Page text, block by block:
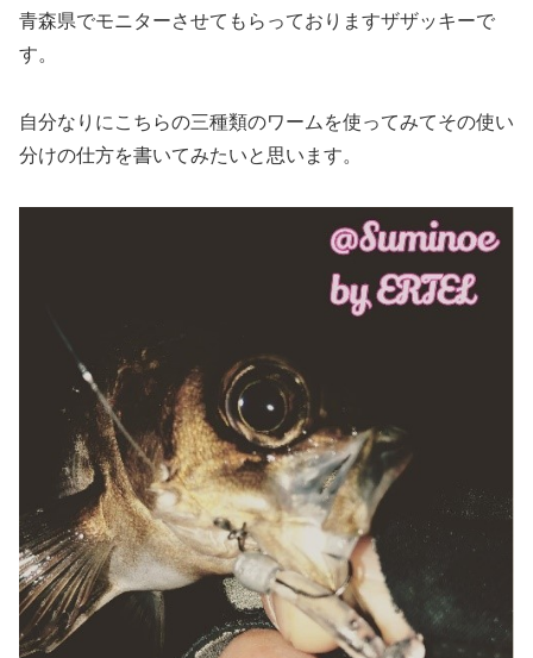
青森県でモニターさせてもらっておりますザザッキーで
す。
自分なりにこちらの三種類のワームを使ってみてその使い
分けの仕方を書いてみたいと思います。